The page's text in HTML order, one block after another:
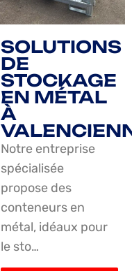
SOLUTIONS
DE
STOCKAGE
EN MÉTAL
À
Notre entreprise
spécialisée
propose des
conteneurs en
métal, idéaux pour
le sto…